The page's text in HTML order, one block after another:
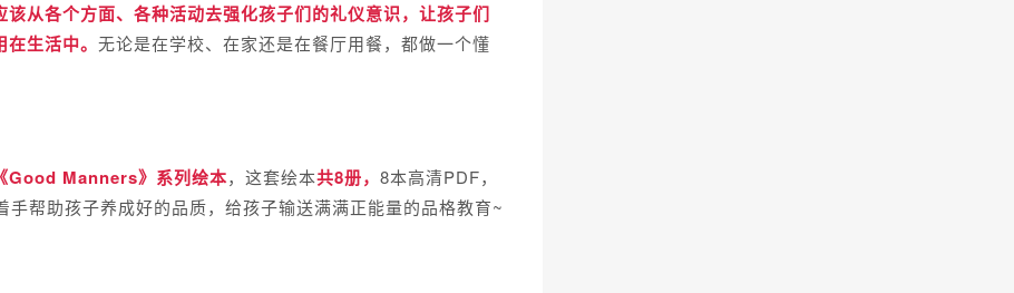
从各个方面、各种活动去强化孩子们的礼仪意识， 让孩子们
生活中。 无论是在学校、在家还是在餐厅用餐，都做一个懂
Good Manners》系列绘本， 这套绘本共8册， 8本高清PDF，
手帮助孩子养成好的品质， 给孩子输送满满正能量的品格教育~